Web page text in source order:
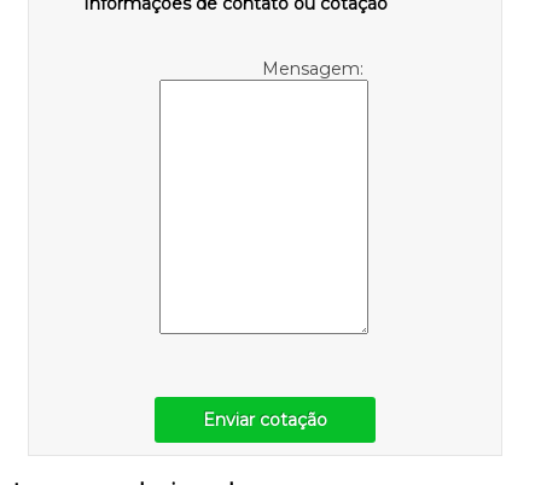
Mensagem:
Enviar cotação